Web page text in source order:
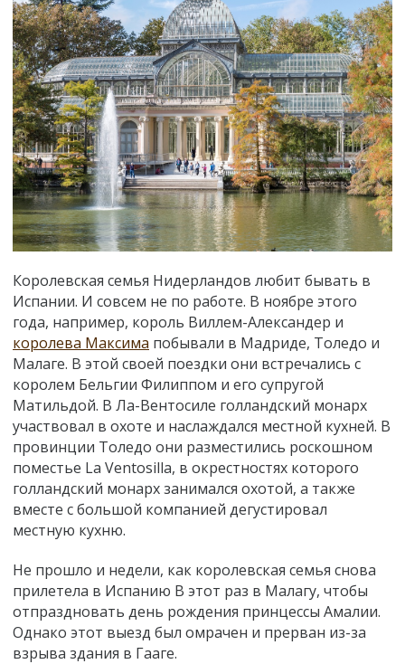
Королевская семья Нидерландов любит бывать в
Испании. И совсем не по работе. В ноябре этого
года, например, король Виллем-Александер и
королева Максима побывали в Мадриде, Толедо и
Малаге. В этой своей поездки они встречались с
королем Бельгии Филиппом и его супругой
Матильдой. В Ла-Вентосиле голландский монарх
участвовал в охоте и наслаждался местной кухней. В
провинции Толедо они разместились роскошном
поместье La Ventosilla, в окрестностях которого
голландский монарх занимался охотой, а также
вместе с большой компанией дегустировал
местную кухню.
Не прошло и недели, как королевская семья снова
прилетела в Испанию В этот раз в Малагу, чтобы
отпраздновать день рождения принцессы Амалии.
Однако этот выезд был омрачен и прерван из-за
взрыва здания в Гааге.